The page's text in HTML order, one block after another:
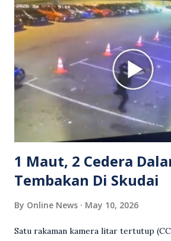
berlaku pertikaman lidah antara
berkenaan kini tular di media sosial
reaksi orang ramai. Antara komen
media sosial mengenai insiden
meluahkan rasa marah terhadap
serta memuji pemandu Grab kerana
Sebahagian netizen turut meminta
mengambil tindakan tegas, manakala
terhadap wanita dipercayai menjadi
1 Maut, 2 Cedera
Tembakan Di Skudai
By Online News May 10, 2026
Satu rakaman kamera litar tertutup